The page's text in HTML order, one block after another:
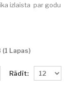
izlaista par godu
Lapas)
Rādīt: